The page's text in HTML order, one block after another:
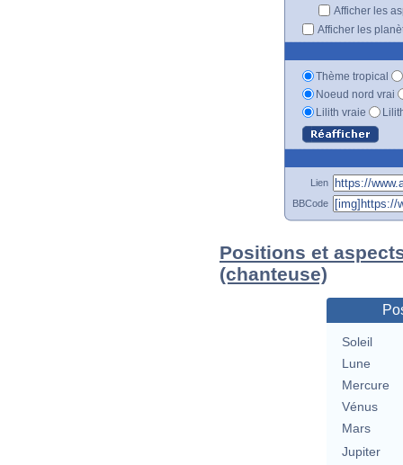
Afficher les
Afficher les
Thème tropical
Noeud nord vrai
Lilith vraie
Lien
BBCode
Positions et
(chanteuse)
Soleil
Lune
Mercure
Vénus
Mars
Jupiter